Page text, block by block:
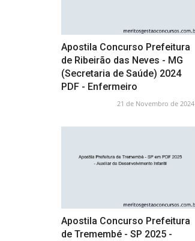
Apostila Concurso Prefeitura
de Ribeirão das Neves - MG
(Secretaria de Saúde) 2024
PDF - Enfermeiro
21 de Novembro de 2024
Apostila Concurso Prefeitura
de Tremembé - SP 2025 -